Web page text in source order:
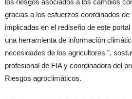
los riesgos asociados a los cambios
gracias a los esfuerzos coordinados de
implicadas en el rediseño de este
una herramienta de información
necesidades de los agricultores ”,
profesional de FIA y coordinadora del
Riesgos agroclimáticos.